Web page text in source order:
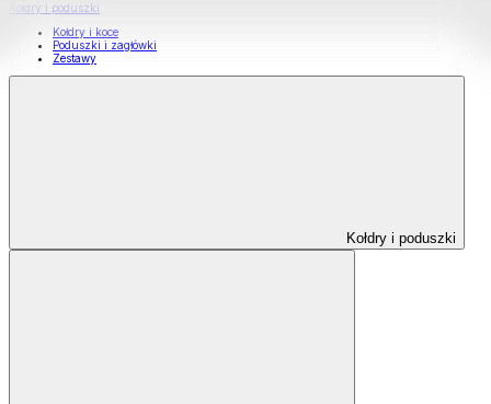
Kołdry i poduszki
Kołdry i koce
Poduszki i zagłówki
Zestawy
Kołdry i poduszki